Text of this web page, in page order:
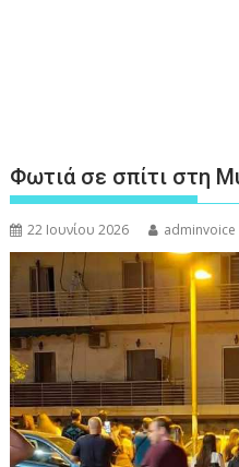
Φωτιά σε σπίτι στη
22 Ιουνίου 2026 adminvoice